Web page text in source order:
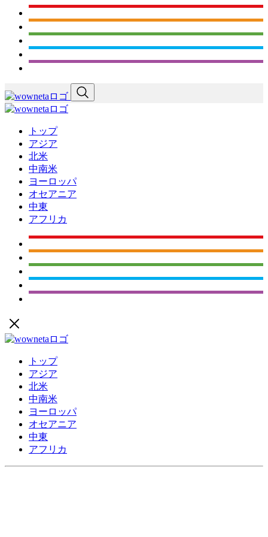
トップ
アジア
北米
中南米
ヨーロッパ
オセアニア
中東
アフリカ
トップ
アジア
北米
中南米
ヨーロッパ
オセアニア
中東
アフリカ